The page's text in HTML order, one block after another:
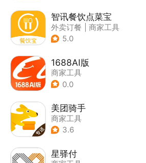
智讯餐饮点菜宝
外卖订餐
商家工具
5.0
1688AI版
商家工具
0.0
美团骑手
商家工具
3.6
星驿付